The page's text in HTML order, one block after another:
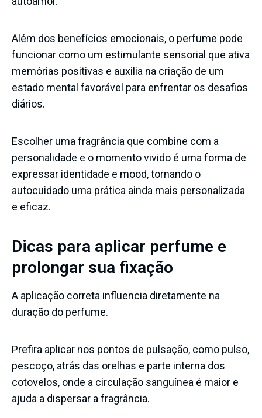
Além dos benefícios emocionais, o perfume pode
funcionar como um estimulante sensorial que ativa
memórias positivas e auxilia na criação de um
estado mental favorável para enfrentar os desafios
diários.
Escolher uma fragrância que combine com a
personalidade e o momento vivido é uma forma de
expressar identidade e mood, tornando o
autocuidado uma prática ainda mais personalizada
e eficaz.
Dicas para aplicar perfume e
prolongar sua fixação
A aplicação correta influencia diretamente na
duração do perfume.
Prefira aplicar nos pontos de pulsação, como pulso,
pescoço, atrás das orelhas e parte interna dos
cotovelos, onde a circulação sanguínea é maior e
ajuda a dispersar a fragrância.